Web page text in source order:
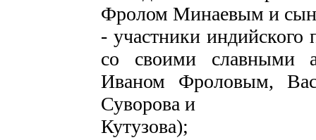
Фролом Минаевым и
- участники индийского
со своими славными
Иваном Фроловым,
Суворова и
Кутузова);